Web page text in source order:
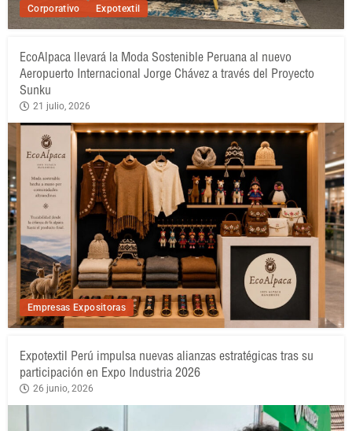
Corporativo Expotextil
Empresas Expositoras
EcoAlpaca llevará la Moda Sostenible Peruana al nuevo
Aeropuerto Internacional Jorge Chávez a través del Proyecto
Sunku
21 julio, 2026
Expotextil Perú impulsa nuevas alianzas estratégicas tras su
participación en Expo Industria 2026
26 junio, 2026